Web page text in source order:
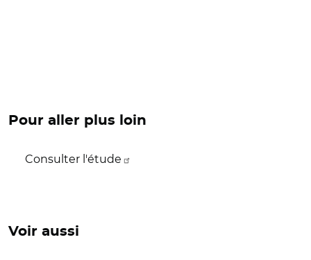
Pour aller plus loin
Consulter l'étude
Voir aussi